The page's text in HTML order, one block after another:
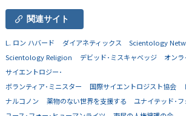
関連サイト
L. ロン ハバード ダイアネティックス
Scientology
Scientology Religion
デビッド･ミスキャベッジ
オン
サイエントロジー･
ボランティア･ミニスター
国際サイエントロジスト協会
ナルコノン
薬物のない世界を支援する
ユナイテッド･